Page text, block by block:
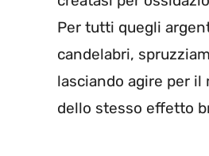
Per tutti quegli
candelabri,
lasciando agire per
dello stesso effetto